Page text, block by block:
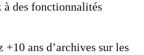
à des fonctionnalités
+10 ans d’archives sur les